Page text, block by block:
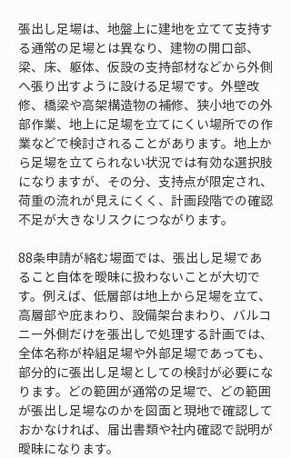
張出し足場は、地盤上に建地を立てて支持す
る通常の足場とは異なり、建物の開口部、
梁、床、躯体、仮設の支持部材などから外側
へ張り出すように設ける足場です。外壁改
修、橋梁や高架構造物の補修、狭小地での外
部作業、地上に足場を立てにくい場所での作
業などで検討されることがあります。地上か
ら足場を立てられない状況では有効な選択肢
になりますが、その分、支持点が限定され、
荷重の流れが見えにくく、計画段階での確認
不足が大きなリスクにつながります。
88条申請が絡む場面では、張出し足場であ
ること自体を曖昧に扱わないことが大切で
す。例えば、低層部は地上から足場を立て、
高層部や庇まわり、設備架台まわり、バルコ
ニー外側だけを張出しで処理する計画では、
全体名称が枠組足場や外部足場であっても、
部分的に張出し足場としての検討が必要にな
ります。どの範囲が通常の足場で、どの範囲
が張出し足場なのかを図面と現地で確認して
おかなければ、届出書類や社内確認で説明が
曖昧になります。